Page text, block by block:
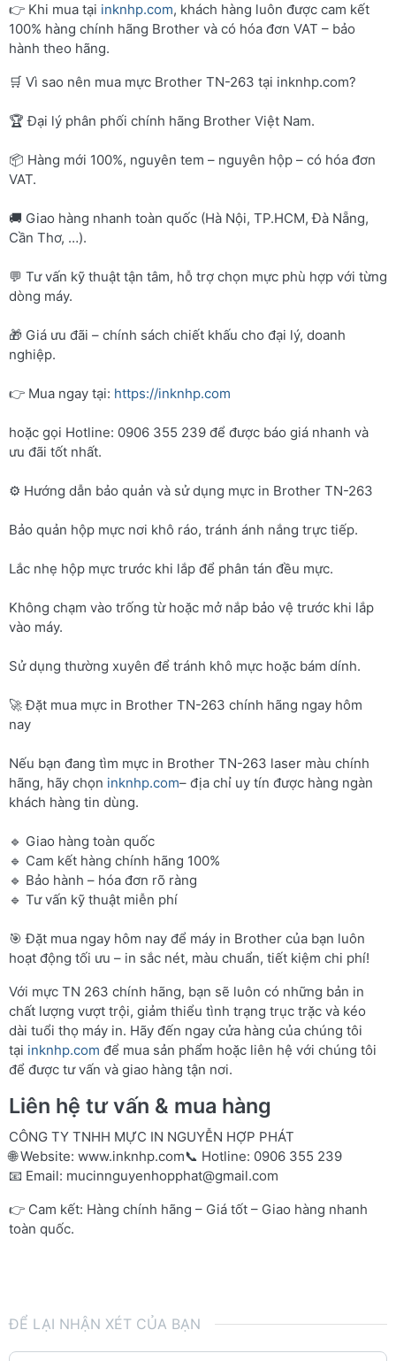
👉 Khi mua tại inknhp.com, khách hàng luôn được cam kết
100% hàng chính hãng Brother và có hóa đơn VAT – bảo
hành theo hãng.
🛒 Vì sao nên mua mực Brother TN-263 tại inknhp.com?
🏆 Đại lý phân phối chính hãng Brother Việt Nam.
📦 Hàng mới 100%, nguyên tem – nguyên hộp – có hóa đơn
VAT.
🚚 Giao hàng nhanh toàn quốc (Hà Nội, TP.HCM, Đà Nẵng,
Cần Thơ, …).
💬 Tư vấn kỹ thuật tận tâm, hỗ trợ chọn mực phù hợp với từng
dòng máy.
🎁 Giá ưu đãi – chính sách chiết khấu cho đại lý, doanh
nghiệp.
👉 Mua ngay tại: https://inknhp.com
hoặc gọi Hotline: 0906 355 239 để được báo giá nhanh và
ưu đãi tốt nhất.
⚙️ Hướng dẫn bảo quản và sử dụng mực in Brother TN-263
Bảo quản hộp mực nơi khô ráo, tránh ánh nắng trực tiếp.
Lắc nhẹ hộp mực trước khi lắp để phân tán đều mực.
Không chạm vào trống từ hoặc mở nắp bảo vệ trước khi lắp
vào máy.
Sử dụng thường xuyên để tránh khô mực hoặc bám dính.
🚀 Đặt mua mực in Brother TN-263 chính hãng ngay hôm
nay
Nếu bạn đang tìm mực in Brother TN-263 laser màu chính
hãng, hãy chọn inknhp.com– địa chỉ uy tín được hàng ngàn
khách hàng tin dùng.
🔹 Giao hàng toàn quốc
🔹 Cam kết hàng chính hãng 100%
🔹 Bảo hành – hóa đơn rõ ràng
🔹 Tư vấn kỹ thuật miễn phí
🎯 Đặt mua ngay hôm nay để máy in Brother của bạn luôn
hoạt động tối ưu – in sắc nét, màu chuẩn, tiết kiệm chi phí!
Với mực TN 263 chính hãng, bạn sẽ luôn có những bản in
chất lượng vượt trội, giảm thiểu tình trạng trục trặc và kéo
dài tuổi thọ máy in. Hãy đến ngay cửa hàng của chúng tôi
tại inknhp.com để mua sản phẩm hoặc liên hệ với chúng tôi
để được tư vấn và giao hàng tận nơi.
Liên hệ tư vấn & mua hàng
CÔNG TY TNHH MỰC IN NGUYỄN HỢP PHÁT
🌐 Website: www.inknhp.com📞 Hotline: 0906 355 239
📧 Email: mucinnguyenhopphat@gmail.com
👉 Cam kết: Hàng chính hãng – Giá tốt – Giao hàng nhanh
toàn quốc.
ĐỂ LẠI NHẬN XÉT CỦA BẠN